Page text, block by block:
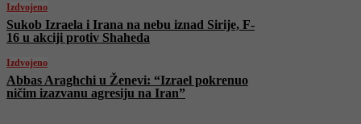
Izdvojeno
Sukob Izraela i Irana na nebu iznad Sirije, F-
16 u akciji protiv Shaheda
Izdvojeno
Abbas Araghchi u Ženevi: “Izrael pokrenuo
ničim izazvanu agresiju na Iran”